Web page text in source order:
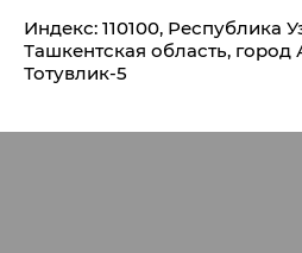
Индекс: 110100, Республика
Ташкентская область,
Тотувлик-5